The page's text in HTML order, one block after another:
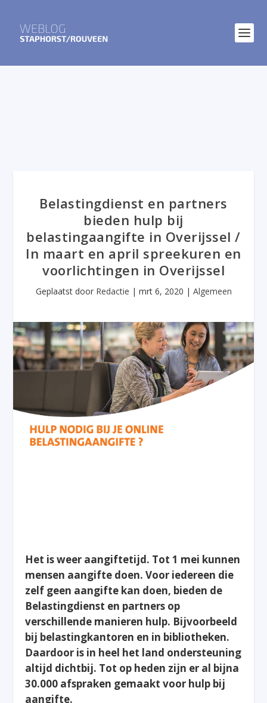
Belastingdienst en partners
bieden hulp bij
belastingaangifte in Overijssel /
In maart en april spreekuren en
voorlichtingen in Overijssel
Geplaatst door Redactie | mrt 6, 2020 | Algemeen
Het is weer aangiftetijd. Tot 1 mei kunnen
mensen aangifte doen. Voor iedereen die
zelf geen aangifte kan doen, bieden de
Belastingdienst en partners op
verschillende manieren hulp. Bijvoorbeeld
bij belastingkantoren en in bibliotheken.
Daardoor is in heel het land ondersteuning
altijd dichtbij. Tot op heden zijn er al bijna
30.000 afspraken gemaakt voor hulp bij
aangifte.